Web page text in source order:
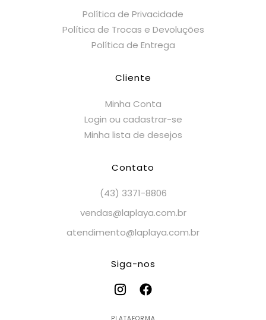
Política de Privacidade
Política de Trocas e Devoluções
Política de Entrega
Cliente
Minha Conta
Login ou cadastrar-se
Minha lista de desejos
Contato
(43) 3371-8806
vendas@laplaya.com.br
atendimento@laplaya.com.br
Siga-nos